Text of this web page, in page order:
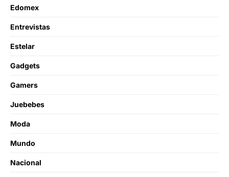
Edomex
Entrevistas
Estelar
Gadgets
Gamers
Juebebes
Moda
Mundo
Nacional